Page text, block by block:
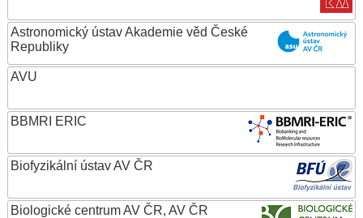
Astronomický ústav Akademie věd České
Republiky
AVU
BBMRI ERIC
Biofyzikální ústav AV ČR
Biologické centrum AV ČR, AV ČR